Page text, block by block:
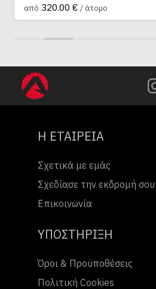
από 320.00 € / άτομο
Η ΕΤΑΙΡΕΙΑ
Σχετικά με εμάς
Σχεδίασε την εκδρομή σου
Επικοινωνία
ΥΠΟΣΤΗΡΙΞΗ
Όροι & Προϋποθέσεις
Πολιτική Cookies